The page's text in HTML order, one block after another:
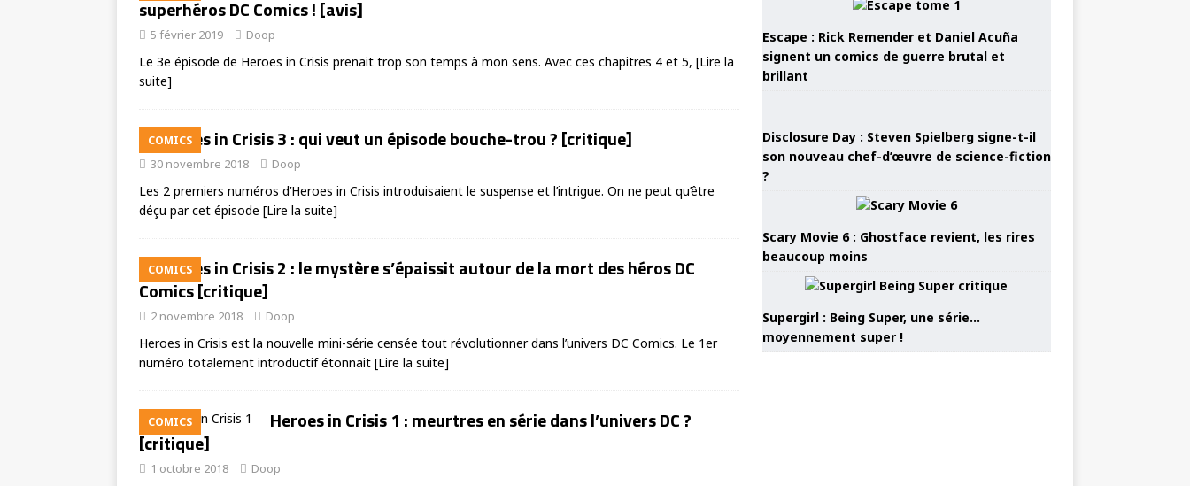
superhéros DC Comics ! [avis]
5 février 2019 Doop
Le 3e épisode de Heroes in Crisis prenait trop son temps à mon sens. Avec ces chapitres 4 et 5, [Lire la
suite]
COMICS
Heroes in Crisis 3 : qui veut un épisode bouche-trou ? [critique]
30 novembre 2018 Doop
Les 2 premiers numéros d’Heroes in Crisis introduisaient le suspense et l’intrigue. On ne peut qu’être
déçu par cet épisode [Lire la suite]
COMICS
Heroes in Crisis 2 : le mystère s’épaissit autour de la mort des héros DC
Comics [critique]
2 novembre 2018 Doop
Heroes in Crisis est la nouvelle mini-série censée tout révolutionner dans l’univers DC Comics. Le 1er
numéro totalement introductif étonnait [Lire la suite]
COMICS
Heroes in Crisis 1 : meurtres en série dans l’univers DC ?
[critique]
1 octobre 2018 Doop
Escape : Rick Remender et Daniel Acuña
signent un comics de guerre brutal et
brillant
Disclosure Day : Steven Spielberg signe-t-il
son nouveau chef-d’œuvre de science-fiction
?
Scary Movie 6 : Ghostface revient, les rires
beaucoup moins
Supergirl : Being Super, une série…
moyennement super !